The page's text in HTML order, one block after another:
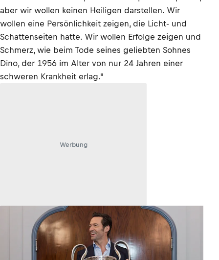
aber wir wollen keinen Heiligen darstellen. Wir
wollen eine Persönlichkeit zeigen, die Licht- und
Schattenseiten hatte. Wir wollen Erfolge zeigen und
Schmerz, wie beim Tode seines geliebten Sohnes
Dino, der 1956 im Alter von nur 24 Jahren einer
schweren Krankheit erlag."
Werbung